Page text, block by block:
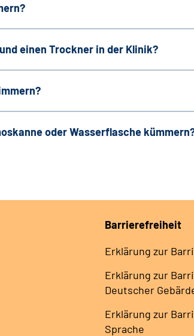
einen Trockner in der Klinik?
oder Wasserflasche
Barrierefreiheit
Erklärung zur
Erklärung zur
Deutscher
Erklärung zur
Sprache